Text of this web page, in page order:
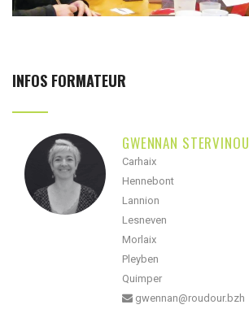
INFOS FORMATEUR
GWENNAN STERVINOU
Carhaix
Hennebont
Lannion
Lesneven
Morlaix
Pleyben
Quimper
gwennan@roudour.bzh